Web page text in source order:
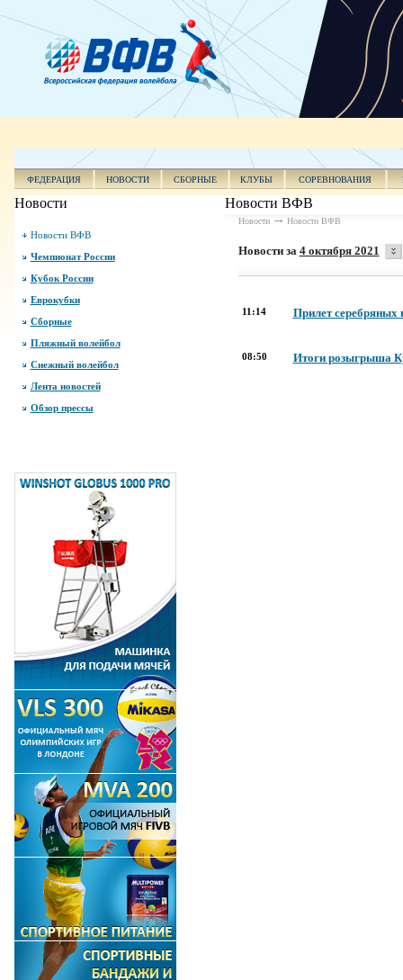
ФЕДЕРАЦИЯ НОВОСТИ СБОРНЫЕ КЛУБЫ СОРЕВНОВАНИЯ
Новости
Новости ВФВ
Чемпионат России
Кубок России
Еврокубки
Сборные
Пляжный волейбол
Снежный волейбол
Лента новостей
Обзор прессы
Новости ВФВ
Новости Новости ВФВ
Новости за 4 октября 2021
11:14 Прилет серебряных
08:50 Итоги розыгрыша